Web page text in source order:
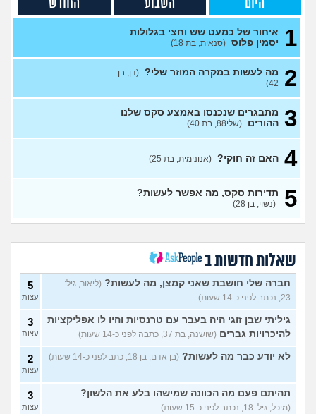
ועכשיו אני חושש
(אבי, בן
30)
מה אתם חושבים על צעצוע מין
לגברים? (ערן, בן 25)
אפשרי להימשך לבחורה יפה
אבל בלי גוף מושך?
(נערה, בת 16)
עשיתי את זה בפעם הראשונה
עם בן מהשכבה… ועכשיו אני
מתה מפחד שהוא יספר לכולם
עצות
מפנטז על חבר טוב שלי
האם חוויתי תקיפה מינית?
(רוויטל, בת 24)
14
עצות
בנות,אתן הייתן "מסדרות" את
אח שלכם במצב כזה?
(לוחם שקרוב ל'חרור, בן 21)
מסאג׳יסט מעורער
(מסאג׳יסט מעורער, בן 26)
4
עצות
אנחנו מקיימים יחסים עם
בגדים וזה לא מפריע לבעלי,
מה לעשות?
(דיאנה, בת 42)
5
עצות
היום השבוע החודש
1
איחור של כמעט שש וחצי בגלולות
יסמין פלוס (סנאית, בת 18)
2 מה לעשות במקרה המוזר שלי? (דן, בן
42)
3 מתבגרים שנכנסו באמצע סקס שלנו
ההורים (שלי88, בת 40)
4 האם זה חוקי? (אנונימית, בת 25)
5 תדירות סקס, מה אפשר לעשות?
(נשוי, בן 28)
שאלות חדשות ב
חברה שלי חושבת שאני קמצן, מה לעשות? (ליאור, גיל:
23, נכתב לפני כ-14 שעות)
5
עצות
גיליתי שבן זוגי היה בעבר עם טרנסיות והיו לו אפליקציות
להיכרויות גברים (שושנה, בת 37, כתבה לפני כ-14 שעות)
3
עצות
לא יודע כבר מה לעשות? (בן אדם, בן 18, כתב לפני כ-14 שעות) 2
עצות
תהיתם פעם מה הכוונה שמישהו בלע את הלשון?
(מיכל, גיל: 18, נכתב לפני כ-15 שעות)
3
עצות